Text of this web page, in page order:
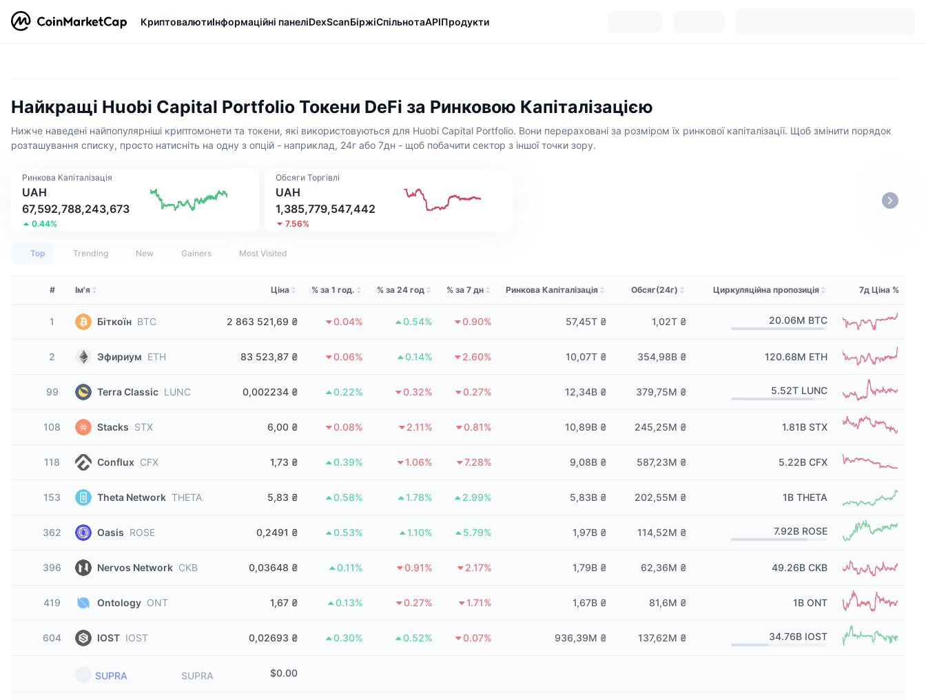
КриптовалютиІнформаційні панеліDexScanБіржіСпільнотаAPIПродукти
Найкращі Huobi Capital Portfolio Токени DeFi за Ринковою Капіталізацією
Нижче наведені найпопулярніші криптомонети та токени, які використовуються для Huobi Capital Portfolio. Вони перераховані за розміром їх ринкової капіталізації. Щоб змінити порядок
розташування списку, просто натисніть на одну з опцій - наприклад, 24г або 7дн - щоб побачити сектор з іншої точки зору.
Ринкова Капіталізація
UAH
67,592,788,243,673
0.44%
Обсяги Торгівлі
UAH
1,385,779,547,442
7.56%
Top Trending New Gainers Most Visited
# Ім'я Ціна % за 1 год. % за 24 год % за 7 дн Ринкова Капіталізація Обсяг(24г) Циркуляційна пропозиція 7д Ціна %
1 Біткоїн BTC 2 863 521,69 ₴ 0.04% 0.54% 0.90% 57,45T ₴ 1,02T ₴ 20.06M BTC
2 Эфириум ETH 83 523,87 ₴ 0.06% 0.14% 2.60% 10,07T ₴ 354,98B ₴ 120.68M ETH
99 Terra Classic LUNC 0,002234 ₴ 0.22% 0.32% 0.27% 12,34B ₴ 379,75M ₴ 5.52T LUNC
108 Stacks STX 6,00 ₴ 0.08% 2.11% 0.81% 10,89B ₴ 245,25M ₴ 1.81B STX
118 Conflux CFX 1,73 ₴ 0.39% 1.06% 7.28% 9,08B ₴ 587,23M ₴ 5.22B CFX
153 Theta Network THETA 5,83 ₴ 0.58% 1.78% 2.99% 5,83B ₴ 202,55M ₴ 1B THETA
362 Oasis ROSE 0,2491 ₴ 0.53% 1.10% 5.79% 1,97B ₴ 114,52M ₴ 7.92B ROSE
396 Nervos Network CKB 0,03648 ₴ 0.11% 0.91% 2.17% 1,79B ₴ 62,36M ₴ 49.26B CKB
419 Ontology ONT 1,67 ₴ 0.13% 0.27% 1.71% 1,67B ₴ 81,6M ₴ 1B ONT
604 IOST IOST 0,02693 ₴ 0.30% 0.52% 0.07% 936,39M ₴ 137,62M ₴ 34.76B IOST
SUPRA SUPRA $0.00